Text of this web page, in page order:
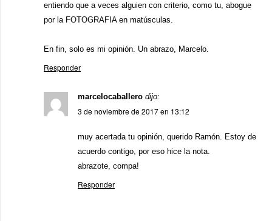
entiendo que a veces alguien con criterio, como tu, abogue
por la FOTOGRAFIA en matúsculas.
En fin, solo es mi opinión. Un abrazo, Marcelo.
Responder
marcelocaballero dijo:
3 de noviembre de 2017 en 13:12
muy acertada tu opinión, querido Ramón. Estoy de
acuerdo contigo, por eso hice la nota.
abrazote, compa!
Responder